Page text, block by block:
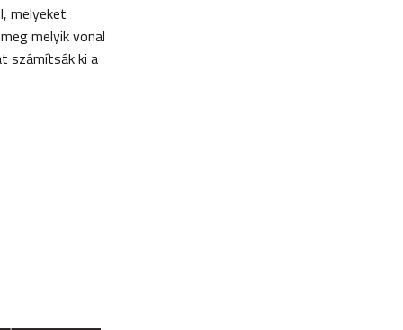
melyeket
melyik vonal
számítsák ki a